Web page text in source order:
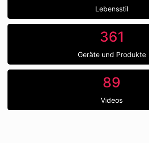
Lebensstil
361
Geräte und Produkte
89
Videos